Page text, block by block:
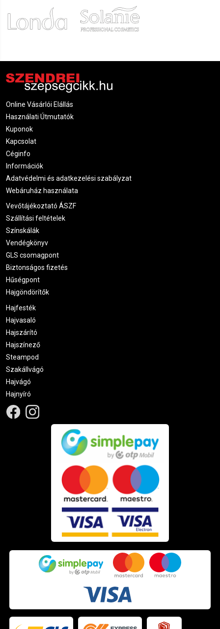
Online Vásárlói Elállás
Használati Útmutatók
Kuponok
Kapcsolat
Céginfo
Információk
Adatvédelmi és adatkezelési szabályzat
Webáruház használata
Vevőtájékoztató ÁSZF
Szállítási feltételek
Színskálák
Vendégkönyv
GLS csomagpont
Biztonságos fizetés
Hűségpont
Hajgöndörítők
Hajfesték
Hajvasaló
Hajszárító
Hajszínező
Steampod
Szakállvágó
Hajvágó
Hajnyíró